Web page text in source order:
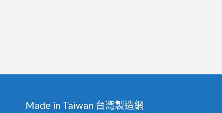
Made in Taiwan 台灣製造網